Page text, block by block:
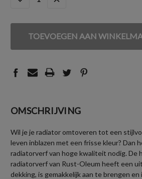
VAN
UNDEFINED
VAN
UNDEFINED
OMSCHRIJVING
Wil je je radiator omtoveren tot een
leven inblazen met een frisse kleur? Dan
radiatorverf van hoge kwaliteit nodig.
radiatorverf van Rust-Oleum heeft een
dekking, is gemakkelijk aan te brengen en